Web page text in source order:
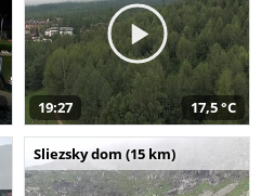
19:27 17,5 °C
Sliezsky dom (15 km)